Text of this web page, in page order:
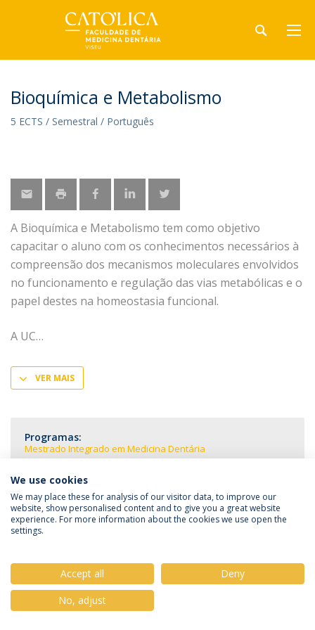
Bioquímica e Metabolismo
5 ECTS / Semestral / Português
A Bioquímica e Metabolismo tem como objetivo
capacitar o aluno com os conhecimentos necessários à
compreensão dos mecanismos moleculares envolvidos
no funcionamento e regulação das vias metabólicas e o
papel destes na homeostasia funcional.
A UC
VER MAIS
Programas:
Mestrado Integrado em Medicina Dentária
Política de Privacidade
Termos & Condições
© 2026 Universidade Católica Portuguesa
We use cookies
We may place these for analysis of our visitor data, to improve our
website, show personalised content and to give you a great website
experience. For more information about the cookies we use open the
settings.
Accept all
Deny
No, adjust